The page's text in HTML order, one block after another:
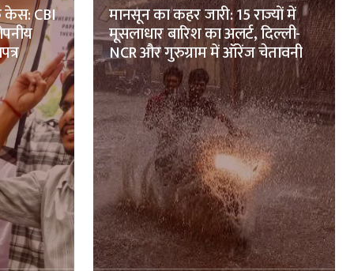
केस: CBI मानसून का कहर जारी: 15 राज्यों में
मूसलाधार बारिश का अलर्ट, दिल्ली-
NCR और गुरुग्राम में ऑरेंज चेतावनी